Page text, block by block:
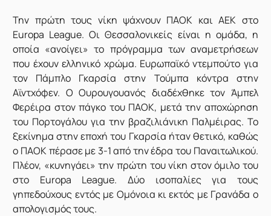
Την πρώτη τους νίκη ψάχνουν ΠΑΟΚ και ΑΕΚ στο
Europa League. Οι Θεσσαλονικείς είναι η ομάδα, η
οποία «ανοίγει» το πρόγραμμα των αναμετρήσεων
που έχουν ελληνικό χρώμα. Ευρωπαϊκό ντεμπούτο για
τον Πάμπλο Γκαρσία στην Τούμπα κόντρα στην
Αϊντχόφεν. Ο Ουρουγουανός διαδέχθηκε τον Άμπελ
Φερέιρα στον πάγκο του ΠΑΟΚ, μετά την αποχώρηση
του Πορτογάλου για την βραζιλιάνικη Παλμέιρας. Το
ξεκίνημα στην εποχή του Γκαρσία ήταν θετικό, καθώς
ο ΠΑΟΚ πέρασε με 3-1 από την έδρα του Παναιτωλικού.
Πλέον, «κυνηγάει» την πρώτη του νίκη στον όμιλο του
στο Europa League. Δύο ισοπαλίες για τους
γηπεδούχους εντός με Ομόνοια κι εκτός με Γρανάδα ο
απολογισμός τους.